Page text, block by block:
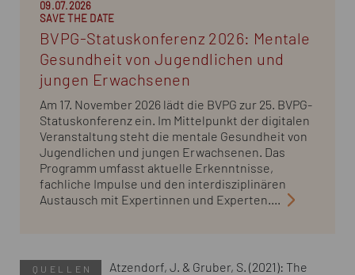
09.07.2026
SAVE THE DATE
BVPG-Statuskonferenz 2026: Mentale
Gesundheit von Jugendlichen und
jungen Erwachsenen
Am 17. November 2026 lädt die BVPG zur 25. BVPG-
Statuskonferenz ein. Im Mittelpunkt der digitalen
Veranstaltung steht die mentale Gesundheit von
Jugendlichen und jungen Erwachsenen. Das
Programm umfasst aktuelle Erkenntnisse,
fachliche Impulse und den interdisziplinären
Austausch mit Expertinnen und Experten....
QUELLEN
Atzendorf, J. & Gruber, S. (2021): The